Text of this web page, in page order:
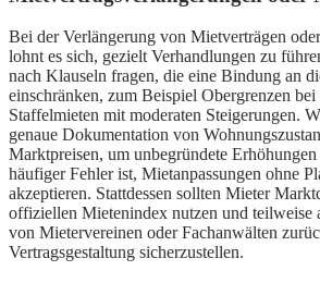
Bei der Verlängerung von Mietverträgen
lohnt es sich, gezielt Verhandlungen zu
nach Klauseln fragen, die eine Bindung an
einschränken, zum Beispiel Obergrenzen
Staffelmieten mit moderaten Steigerungen.
genaue Dokumentation von
Marktpreisen, um unbegründete
häufiger Fehler ist, Mietanpassungen ohne
akzeptieren. Stattdessen sollten Mieter
offiziellen Mietenindex nutzen und teilweise
von Mietervereinen oder Fachanwälten
Vertragsgestaltung sicherzustellen.